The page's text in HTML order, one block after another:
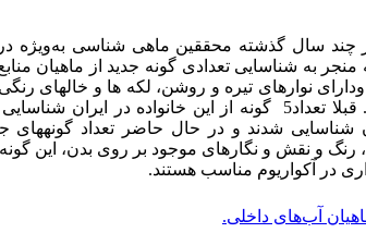
چند سال گذشته محققین ماهی شناسی به‌ویژه در
به شناسایی تعدادی گونه جدید از ماهیان
نوارهای تیره و روشن، لکه ها و خال­های
بر روی بدن می باشند. اغلب آنها در برابر شوری مقاوم هستند. قبلا تعداد5 گونه از این
گونه دیگراز آن­ها در ایران شناسایی شدند و در حال حاضر تعداد
رنگ و نقش و نگارهای موجود بر روی بدن، این
در آکواریوم مناسب هستند.
آب‌های داخلی.